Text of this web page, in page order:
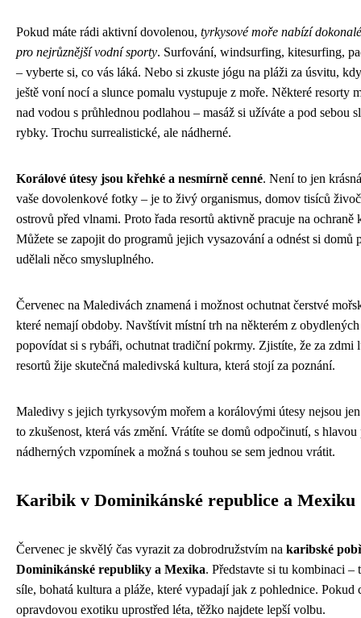
Pokud máte rádi aktivní dovolenou, tyrkysové moře nabízí
pro nejrůznější vodní sporty. Surfování, windsurfing, kitesurfing,
– vyberte si, co vás láká. Nebo si zkuste jógu na pláži za úsvitu,
ještě voní nocí a slunce pomalu vystupuje z moře. Některé resorty
nad vodou s průhlednou podlahou – masáž si užíváte a pod sebou
rybky. Trochu surrealistické, ale nádherné.
Korálové útesy jsou křehké a nesmírně cenné. Není to jen
vaše dovolenkové fotky – je to živý organismus, domov tisíců
ostrovů před vlnami. Proto řada resortů aktivně pracuje na ochraně
Můžete se zapojit do programů jejich vysazování a odnést si domů
udělali něco smysluplného.
Červenec na Maledivách znamená i možnost ochutnat čerstvé
které nemají obdoby. Navštívit místní trh na některém z
popovídat si s rybáři, ochutnat tradiční pokrmy. Zjistíte, že za zdmi
resortů žije skutečná maledivská kultura, která stojí za poznání.
Maledivy s jejich tyrkysovým mořem a korálovými útesy nejsou
to zkušenost, která vás změní. Vrátíte se domů odpočinutí, s hlavou
nádherných vzpomínek a možná s touhou se sem jednou vrátit.
Karibik v Dominikánské republice a Mexiku
Červenec je skvělý čas vyrazit za dobrodružstvím na karibské
Dominikánské republiky a Mexika. Představte si tu kombinaci –
síle, bohatá kultura a pláže, které vypadají jak z pohlednice. Pokud
opravdovou exotiku uprostřed léta, těžko najdete lepší volbu.